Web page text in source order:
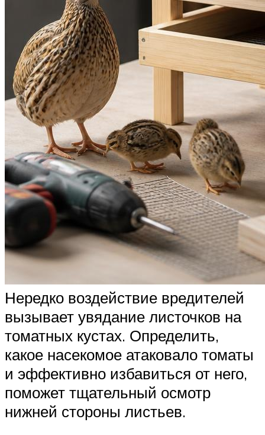
Нередко воздействие вредителей
вызывает увядание листочков на
томатных кустах. Определить,
какое насекомое атаковало томаты
и эффективно избавиться от него,
поможет тщательный осмотр
нижней стороны листьев.